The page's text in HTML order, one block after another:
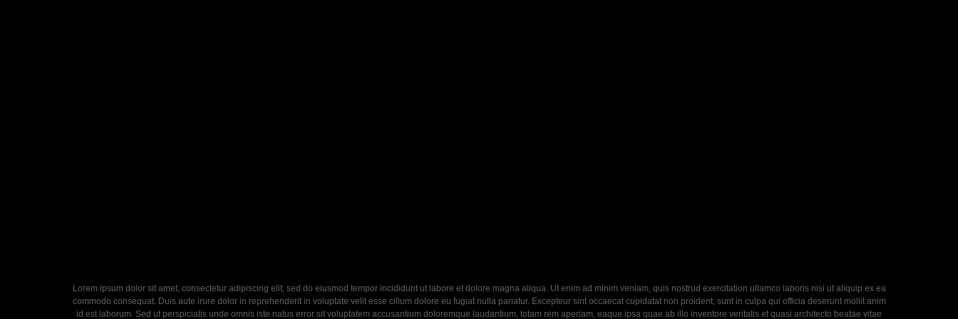
Lorem ipsum dolor sit amet, consectetur adipiscing elit, sed do eiusmod tempor incididunt ut labore et dolore magna aliqua. Ut enim ad minim veniam, quis nostrud exercitation ullamco laboris nisi ut aliquip ex ea
commodo consequat. Duis aute irure dolor in reprehenderit in voluptate velit esse cillum dolore eu fugiat nulla pariatur. Excepteur sint occaecat cupidatat non proident, sunt in culpa qui officia deserunt mollit anim
id est laborum. Sed ut perspiciatis unde omnis iste natus error sit voluptatem accusantium doloremque laudantium, totam rem aperiam, eaque ipsa quae ab illo inventore veritatis et quasi architecto beatae vitae